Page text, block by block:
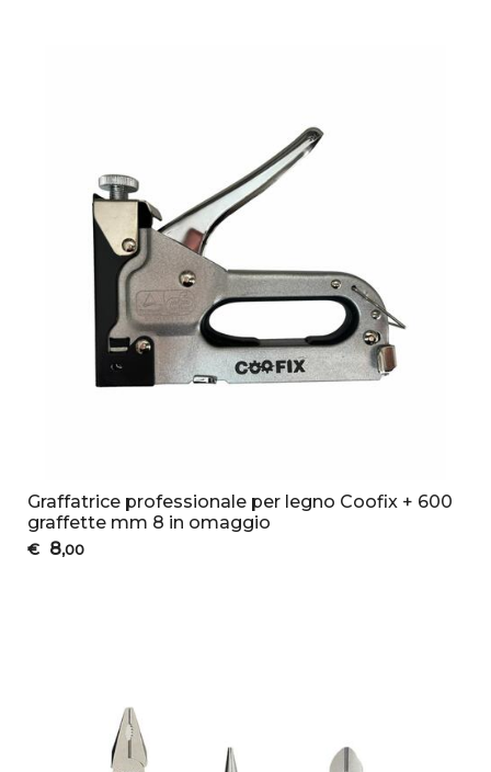
Graffatrice professionale per legno Coofix + 600
graffette mm 8 in omaggio
€ 8,00